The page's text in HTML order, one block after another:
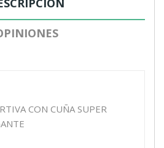
CON CUÑA SUPER